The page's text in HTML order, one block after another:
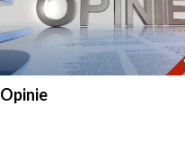
Opinie